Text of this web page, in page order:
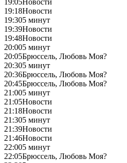
19:05Новости
19:18Новости
19:305 минут
19:39Новости
19:48Новости
20:005 минут
20:05Брюссель, Любовь Моя?
20:305 минут
20:36Брюссель, Любовь Моя?
20:45Брюссель, Любовь Моя?
21:005 минут
21:05Новости
21:18Новости
21:305 минут
21:39Новости
21:46Новости
22:005 минут
22:05Брюссель, Любовь Моя?